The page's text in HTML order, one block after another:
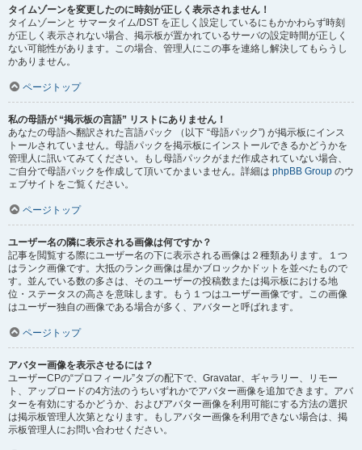
タイムゾーンを変更したのに時刻が正しく表示されません！
タイムゾーンと サマータイム/DST を正しく設定しているにもかかわらず時刻
が正しく表示されない場合、掲示板が置かれているサーバの設定時間が正しく
ない可能性があります。この場合、管理人にこの事を連絡し解決してもらうし
かありません。
ページトップ
私の母語が “掲示板の言語” リストにありません！
あなたの母語へ翻訳された言語パック （以下 “母語パック”) が掲示板にインス
トールされていません。母語パックを掲示板にインストールできるかどうかを
管理人に訊いてみてください。もし母語パックがまだ作成されていない場合、
ご自分で母語パックを作成して頂いてかまいません。詳細は phpBB Group のウ
ェブサイトをご覧ください。
ページトップ
ユーザー名の隣に表示される画像は何ですか？
記事を閲覧する際にユーザー名の下に表示される画像は２種類あります。１つ
はランク画像です。大抵のランク画像は星かブロックかドットを並べたもので
す。並んでいる数の多さは、そのユーザーの投稿数または掲示板における地
位・ステータスの高さを意味します。もう１つはユーザー画像です。この画像
はユーザー独自の画像である場合が多く、アバターと呼ばれます。
ページトップ
アバター画像を表示させるには？
ユーザーCPの“プロフィール”タブの配下で、Gravatar、ギャラリー、リモー
ト、アップロードの4方法のうちいずれかでアバター画像を追加できます。アバ
ターを有効にするかどうか、およびアバター画像を利用可能にする方法の選択
は掲示板管理人次第となります。もしアバター画像を利用できない場合は、掲
示板管理人にお問い合わせください。